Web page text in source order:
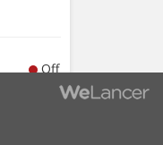
Off